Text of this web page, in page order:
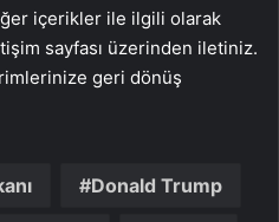
içerikler ile ilgili olarak
sayfası üzerinden iletiniz.
geri dönüş
Donald Trump